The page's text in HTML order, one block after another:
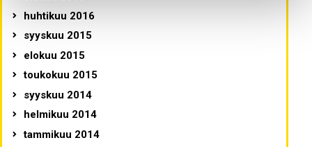
huhtikuu 2016
syyskuu 2015
elokuu 2015
toukokuu 2015
syyskuu 2014
helmikuu 2014
tammikuu 2014